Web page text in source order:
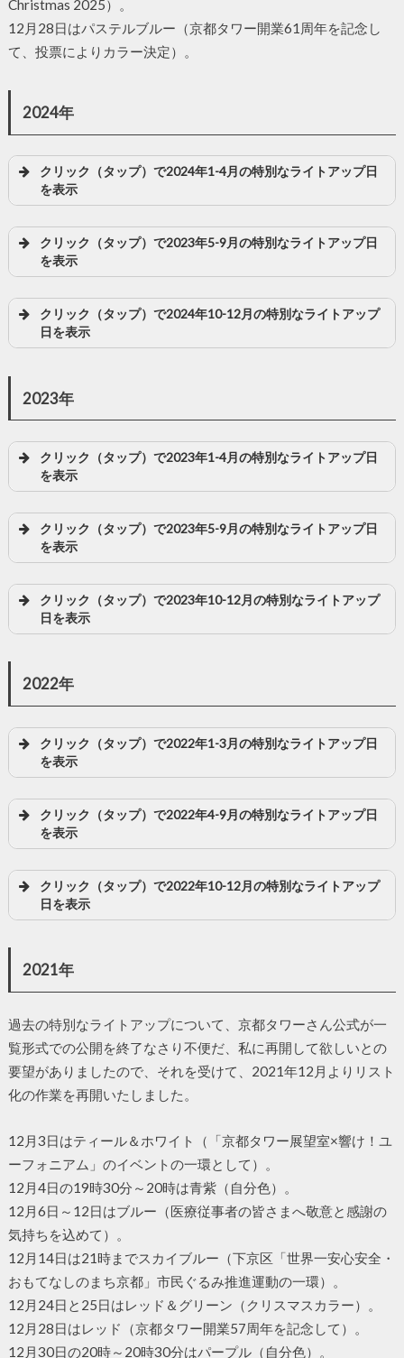
Christmas 2025）。
12月28日はパステルブルー（京都タワー開業61周年を記念し
て、投票によりカラー決定）。
2024年
クリック（タップ）で2024年1-4月の特別なライトアップ日
を表示
クリック（タップ）で2023年5-9月の特別なライトアップ日
を表示
クリック（タップ）で2024年10-12月の特別なライトアップ
日を表示
2023年
クリック（タップ）で2023年1-4月の特別なライトアップ日
を表示
クリック（タップ）で2023年5-9月の特別なライトアップ日
を表示
クリック（タップ）で2023年10-12月の特別なライトアップ
日を表示
2022年
クリック（タップ）で2022年1-3月の特別なライトアップ日
を表示
クリック（タップ）で2022年4-9月の特別なライトアップ日
を表示
クリック（タップ）で2022年10-12月の特別なライトアップ
日を表示
2021年
過去の特別なライトアップについて、京都タワーさん公式が一
覧形式での公開を終了なさり不便だ、私に再開して欲しいとの
要望がありましたので、それを受けて、2021年12月よりリスト
化の作業を再開いたしました。
12月3日はティール＆ホワイト（「京都タワー展望室×響け！ユ
ーフォニアム」のイベントの一環として）。
12月4日の19時30分～20時は青紫（自分色）。
12月6日～12日はブルー（医療従事者の皆さまへ敬意と感謝の
気持ちを込めて）。
12月14日は21時までスカイブルー（下京区「世界一安心安全・
おもてなしのまち京都」市民ぐるみ推進運動の一環）。
12月24日と25日はレッド＆グリーン（クリスマスカラー）。
12月28日はレッド（京都タワー開業57周年を記念して）。
12月30日の20時～20時30分はパープル（自分色）。